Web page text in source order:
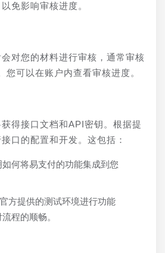
免影响审核进度。
对您的材料进行审核，通常审核
您可以在账户内查看审核进度。
得接口文档和API密钥。根据提
口的配置和开发。这包括：
如何将易支付的功能集成到您
官方提供的测试环境进行功能
程的顺畅。